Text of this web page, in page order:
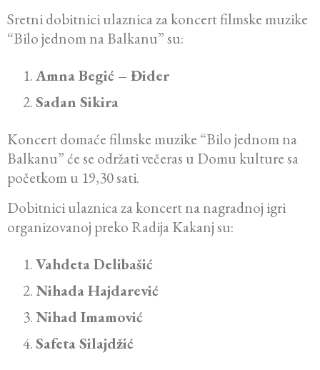
Sretni dobitnici ulaznica za koncert filmske muzike
“Bilo jednom na Balkanu” su:
Amna Begić – Đider
Sadan Sikira
Koncert domaće filmske muzike “Bilo jednom na
Balkanu” će se održati večeras u Domu kulture sa
početkom u 19,30 sati.
Dobitnici ulaznica za koncert na nagradnoj igri
organizovanoj preko Radija Kakanj su:
Vahdeta Delibašić
Nihada Hajdarević
Nihad Imamović
Safeta Silajdžić